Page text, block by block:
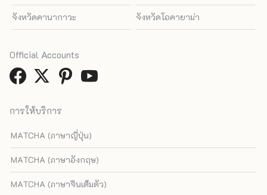
จังหวัดคานากาวะ จังหวัดโอคายาม่า
การให้บริการ
MATCHA (ภาษาญี่ปุ่น)
MATCHA (ภาษาอังกฤษ)
MATCHA (ภาษาจีนเต็มตัว)
Official Accounts